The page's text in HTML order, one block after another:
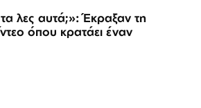
λες αυτά;»: Έκραξαν τη
όπου κρατάει έναν